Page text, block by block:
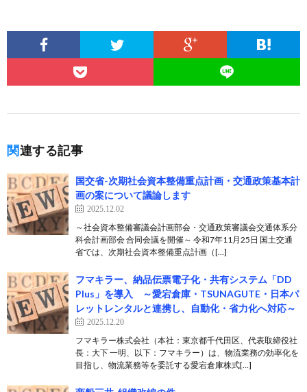
関連する記事
国交省-次期社会資本整備重点計画・交通政策基本計
画の案について議論します
2025.12.02
～社会資本整備審議会計画部会・交通政策審議会交通体系分
科会計画部会 合同会議を開催～ 令和7年11月25日 国土交通
省では、次期社会資本整備重点計画（[…]
フマキラー、納品伝票電子化・共有システム「DD
Plus」を導入 ～愛宕倉庫・TSUNAGUTE・日本パ
レットレンタルと連携し、自動化・省力化へ対応～
2025.12.20
フマキラー株式会社（本社：東京都千代田区、代表取締役社
長：大下 一明、以下：フマキラー）は、物流業務の効率化を
目指し、物流業務等を委託する愛宕倉庫株式[…]